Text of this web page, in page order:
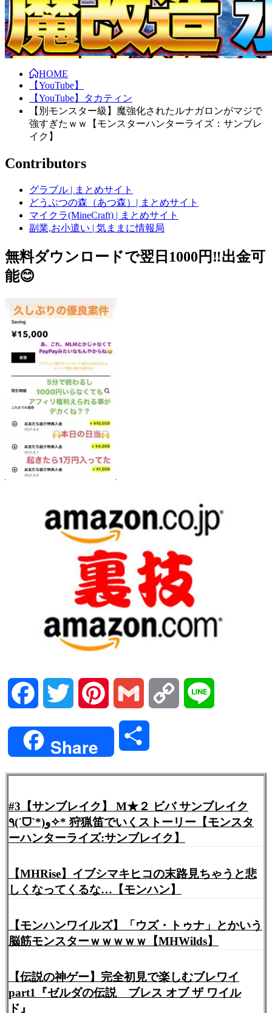
HOME
【YouTube】
【YouTube】タカティン
【別モンスター級】魔強化されたルナガロンがマジで
強すぎたｗｗ【モンスターハンターライズ：サンブレ
イク】
Contributors
グラブル | まとめサイト
どうぶつの森（あつ森）| まとめサイト
マイクラ(MineCraft) | まとめサイト
副業,お小遣い | 気ままに情報局
無料ダウンロードで翌日1000円‼️出金可
能😊
Facebook Twitter Pinterest Gmail Copy
Share
#3【サンブレイク】 M★２ ビバ サンブレイク
٩(ˊᗜˋ*)و✧* 狩猟笛でいくストーリー【モンスタ
ーハンターライズ:サンブレイク】
【MHRise】イブシマキヒコの末路見ちゃうと悲
しくなってくるな…【モンハン】
【モンハンワイルズ】「ウズ・トゥナ」とかいう
脳筋モンスターｗｗｗｗｗ【MHWilds】
【伝説の神ゲー】完全初見で楽しむブレワイ
part1『ゼルダの伝説 ブレス オブ ザ ワイル
ド』